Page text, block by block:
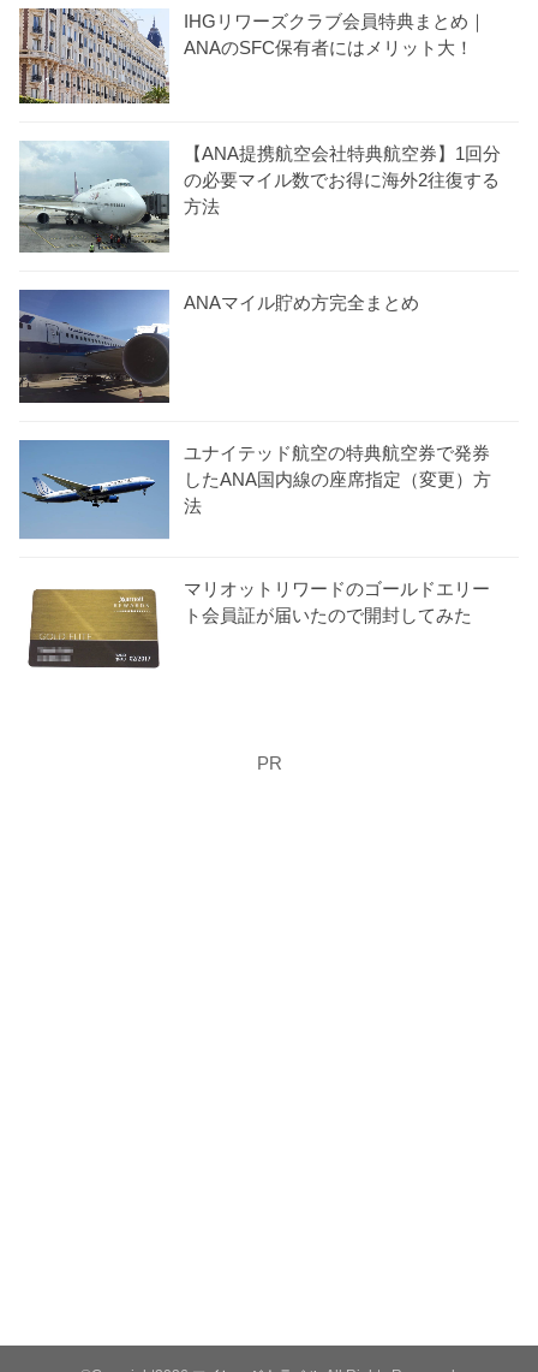
IHGリワーズクラブ会員特典まとめ｜
ANAのSFC保有者にはメリット大！
【ANA提携航空会社特典航空券】1回分
の必要マイル数でお得に海外2往復する
方法
ANAマイル貯め方完全まとめ
ユナイテッド航空の特典航空券で発券
したANA国内線の座席指定（変更）方
法
マリオットリワードのゴールドエリー
ト会員証が届いたので開封してみた
PR